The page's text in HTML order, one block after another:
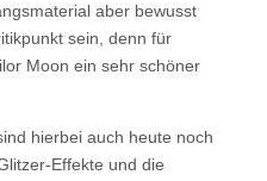
aber bewusst
sein, denn für
Moon ein sehr schöner
hierbei auch heute noch
Effekte und die